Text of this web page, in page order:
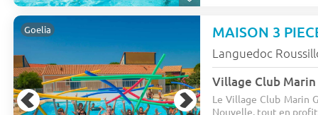
Goelia MAISON 3
Languedoc
Village Club
Le Village Club Marin
Nouvelle, tout en